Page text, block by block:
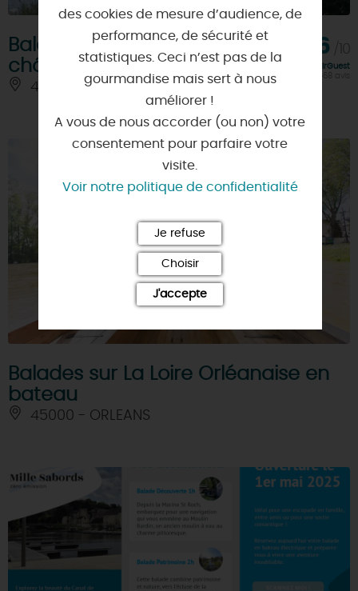
Balade en barque au
château de la Bussière
45230 - LA BUSSIERE
8,6
Note FairGuest
calculée sur 468 avis
Balades sur La Loire Orléanaise en
bateau
45000 - ORLEANS
des cookies de mesure d’audience, de
performance, de sécurité et
statistiques. Ceci n’est pas de la
gourmandise mais sert à nous
améliorer !
A vous de nous accorder (ou non) votre
consentement pour parfaire votre
visite.
Voir notre politique de confidentialité
Je refuse
Choisir
J'accepte